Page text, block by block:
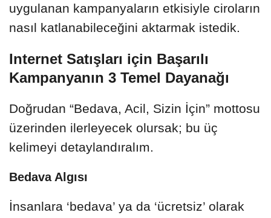
uygulanan kampanyaların etkisiyle ciroların
nasıl katlanabileceğini aktarmak istedik.
Internet Satışları için Başarılı
Kampanyanın 3 Temel Dayanağı
Doğrudan “Bedava, Acil, Sizin İçin” mottosu
üzerinden ilerleyecek olursak; bu üç
kelimeyi detaylandıralım.
Bedava Algısı
İnsanlara ‘bedava’ ya da ‘ücretsiz’ olarak